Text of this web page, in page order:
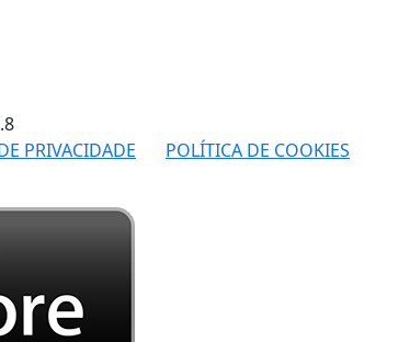
PRIVACIDADE POLÍTICA DE COOKIES